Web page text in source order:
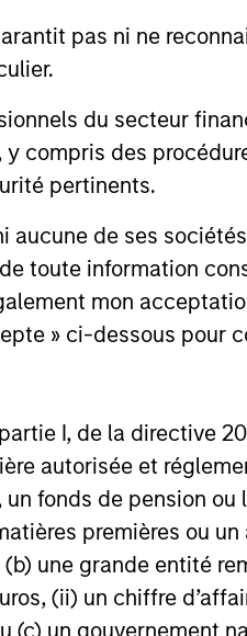
pas ni ne
du secteur
compris des
pertinents.
aucune de ses
toute information
mon
» ci-dessous pour
I, de la directive
autorisée et
fonds de pension
premières ou
une grande entité
(ii) un chiffre
un gouvernement
of greater
that trade at a